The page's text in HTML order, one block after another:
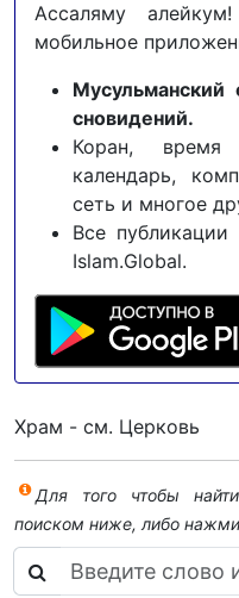
Ассаляму
мобильное
Мусульманский
сновидений.
Коран, время
календарь,
сеть и многое
Все
Islam.Global.
Храм - см. Церковь
Для того чтобы
поиском ниже, либо